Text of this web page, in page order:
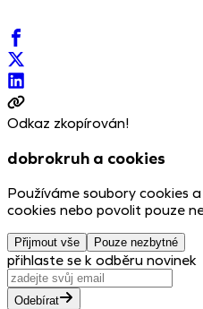
Odkaz zkopírován!
dobrokruh a cookies
Používáme soubory cookies
cookies nebo povolit pouze
Přijmout vše Pouze nezbytné
přihlaste se k odběru novinek
Odebírat